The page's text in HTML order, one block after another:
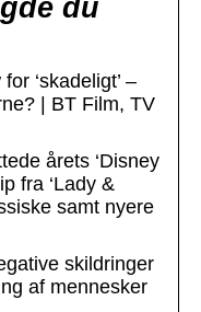
du
‘skadeligt’ –
| BT Film, TV
årets ‘Disney
fra ‘Lady &
samt nyere
skildringer
af mennesker